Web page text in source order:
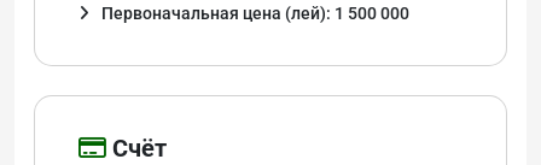
Первоначальная цена (лей): 1 500 000
Cчёт